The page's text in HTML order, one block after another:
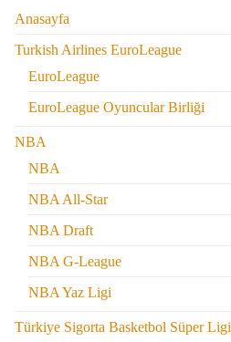
Anasayfa
Turkish Airlines EuroLeague
EuroLeague
EuroLeague Oyuncular Birliği
NBA
NBA
NBA All-Star
NBA Draft
NBA G-League
NBA Yaz Ligi
Türkiye Sigorta Basketbol Süper Ligi